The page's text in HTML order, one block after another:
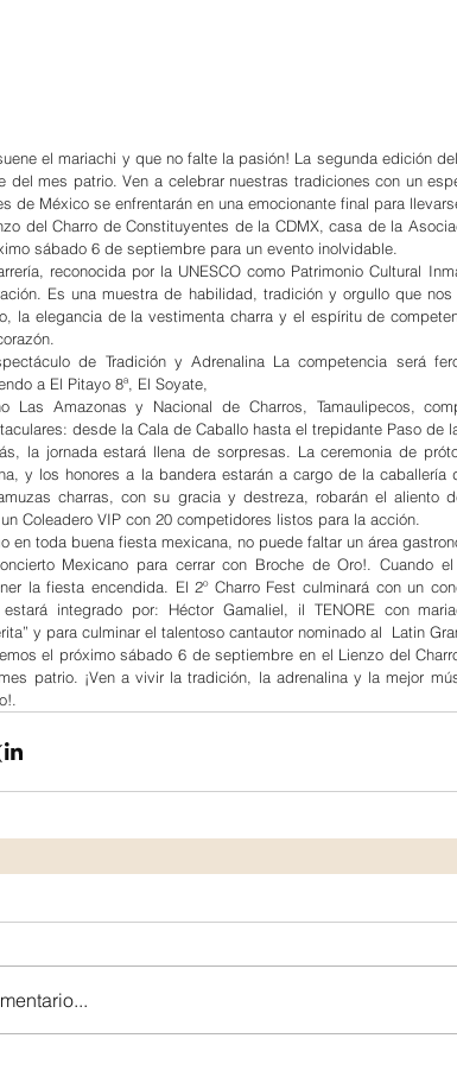
el mariachi y que no falte la pasión! La segunda edición
del mes patrio. Ven a celebrar nuestras tradiciones con un
de México se enfrentarán en una emocionante final para
del Charro de Constituyentes de la CDMX, casa de la
sábado 6 de septiembre para un evento inolvidable.
reconocida por la UNESCO como Patrimonio Cultural
Es una muestra de habilidad, tradición y orgullo que
la elegancia de la vestimenta charra y el espíritu de
de Tradición y Adrenalina La competencia será
a El Pitayo 8ª, El Soyate,
Las Amazonas y Nacional de Charros, Tamaulipecos,
desde la Cala de Caballo hasta el trepidante Paso de
la jornada estará llena de sorpresas. La ceremonia de
y los honores a la bandera estarán a cargo de la caballería
charras, con su gracia y destreza, robarán el aliento
Coleadero VIP con 20 competidores listos para la acción.
en toda buena fiesta mexicana, no puede faltar un área
Mexicano para cerrar con Broche de Oro!. Cuando
la fiesta encendida. El 2º Charro Fest culminará con un
integrado por: Héctor Gamaliel, il TENORE con
y para culminar el talentoso cantautor nominado al  Latin
el próximo sábado 6 de septiembre en el Lienzo del
patrio. ¡Ven a vivir la tradición, la adrenalina y la mejor